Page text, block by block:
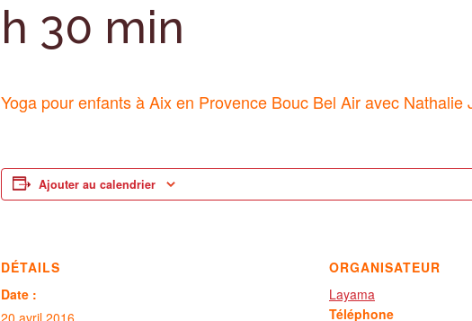
h 30 min
Yoga pour enfants à Aix en Provence Bouc Bel Air avec Nathalie
Ajouter au calendrier
DÉTAILS
Date :
20 avril 2016
ORGANISATEUR
Layama
Téléphone